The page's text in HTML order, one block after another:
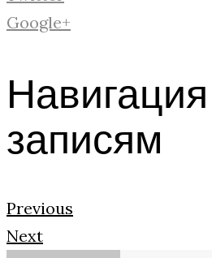
Google+
записям
Previous
Next